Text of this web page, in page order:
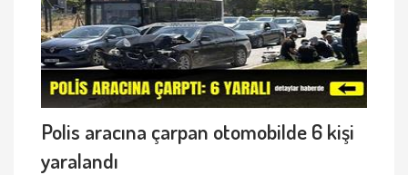
Polis aracına çarpan otomobilde 6 kişi
yaralandı